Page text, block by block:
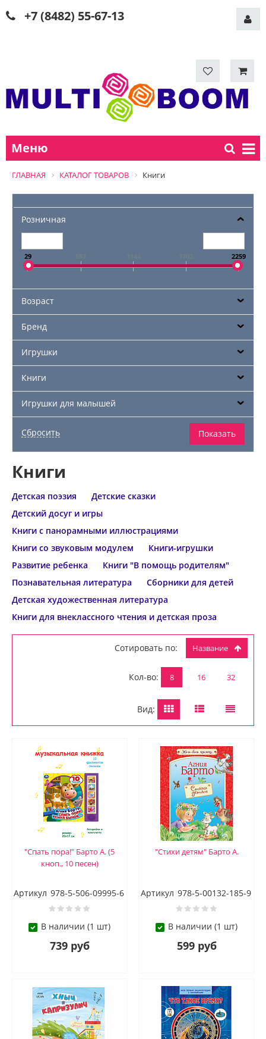
+7 (8482) 55-67-13
Меню
ГЛАВНАЯ КАТАЛОГ ТОВАРОВ Книги
Розничная
29 2259
Возраст
Бренд
Игрушки
Книги
Игрушки для малышей
Книги
Детская поэзия
Детские сказки
Детский досуг и игры
Книги с панорамными иллюстрациями
Книги со звуковым модулем
Книги-игрушки
Развитие ребенка
Книги "В помощь родителям"
Познавательная литература
Сборники для детей
Детская художественная литература
Книги для внеклассного чтения и детская проза
Сотировать по: Название
Кол-во: 8 16 32
Вид:
"Спать пора!" Барто А. (5
кноп., 10 песен)
Артикул 978-5-506-09995-6
В наличии (1 шт)
739 руб
"Стихи детям" Барто А.
Артикул 978-5-00132-185-9
В наличии (1 шт)
599 руб